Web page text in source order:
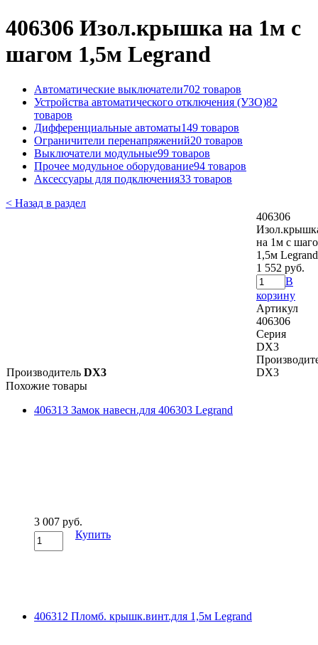
406306 Изол.крышка на 1м с
шагом 1,5м Legrand
Автоматические выключатели702 товаров
Устройства автоматического отключения (УЗО)82
товаров
Дифференциальные автоматы149 товаров
Ограничители перенапряжений20 товаров
Выключатели модульные99 товаров
Прочее модульное оборудование94 товаров
Аксессуары для подключения33 товаров
< Назад в раздел
406306
на 1м с
1,5м Legrand
1 552 руб.
В
корзину
Артикул
406306
Серия
DX3
DX3
Производитель DX3
Похожие товары
406313 Замок навесн.для 406303 Legrand
3 007 руб.
Купить
406312 Пломб. крышк.винт.для 1,5м Legrand